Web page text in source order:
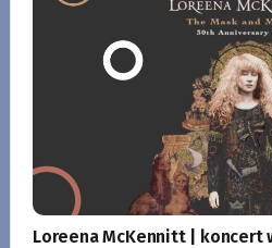
Loreena McKennitt | koncert